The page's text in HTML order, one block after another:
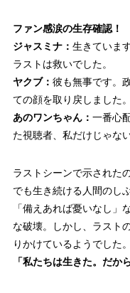
ファン感涙の生存確認！
ジャスミナ： 生きていま
ラストは救いでした。
ヤクブ： 彼も無事です。
ての顔を取り戻しました。
あのワンちゃん： 一番心
た視聴者、私だけじゃな
ラストシーンで示された
でも生き続ける人間のし
「備えあれば憂いなし」
な破壊。しかし、ラスト
りかけているようでした。
「私たちは生きた。だか